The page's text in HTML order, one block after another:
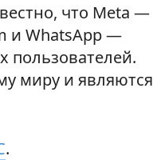
что Meta —
и WhatsApp —
миру и являются
.